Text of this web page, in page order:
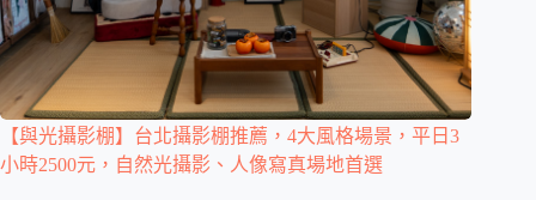
【與光攝影棚】台北攝影棚推薦，4大風格場景，平日3
小時2500元，自然光攝影、人像寫真場地首選